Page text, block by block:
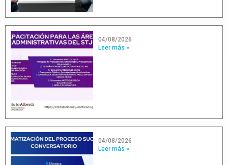
04/08/2026
Leer más »
04/08/2026
Leer más »